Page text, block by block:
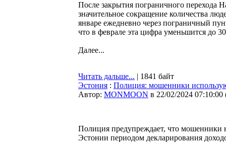
После закрытия пограничного перехода
значительное сокращение количества
январе ежедневно через пограничный
что в феврале эта цифра уменьшится до
Далее...
Читать дальше... | 1841 байт
Эстония : Полиция: мошенники
Автор: MONMOON в 22/02/2024 07:10:00
Полиция предупреждает, что мошенники
Эстонии периодом декларирования